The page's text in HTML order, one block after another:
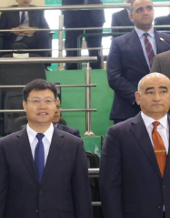
الأكاديمية
الأكاديمية
البحث العلمي